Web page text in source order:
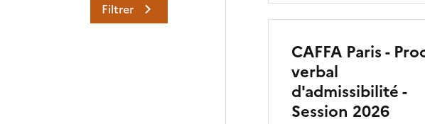
Filtrer
CAFFA Paris -
verbal
d'admissibilité -
Session 2026